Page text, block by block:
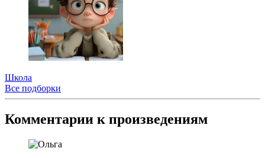
Школа
Все подборки
Комментарии к произведениям